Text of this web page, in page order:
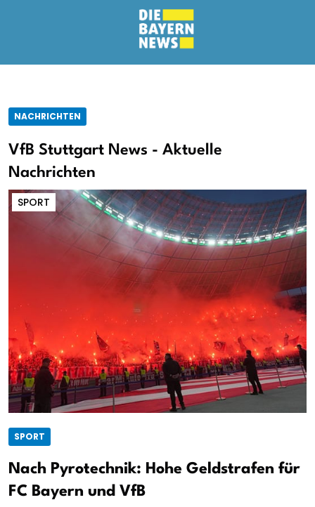
NACHRICHTEN
VfB Stuttgart News - Aktuelle
Nachrichten
SPORT
SPORT
Nach Pyrotechnik: Hohe Geldstrafen für
FC Bayern und VfB